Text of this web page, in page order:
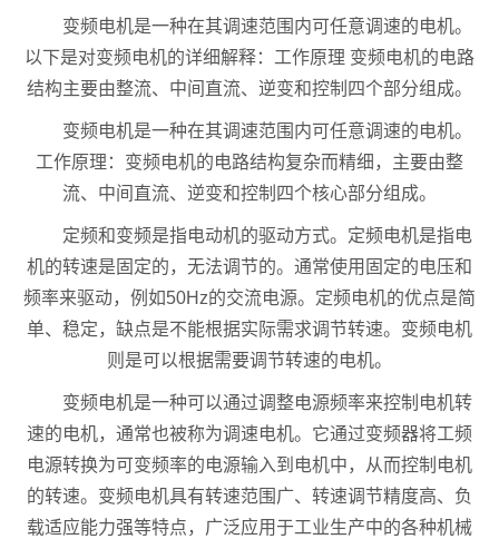
变频电机是一种在其调速范围内可任意调速的电机。
以下是对变频电机的详细解释：工作原理 变频电机的电路
结构主要由整流、中间直流、逆变和控制四个部分组成。
变频电机是一种在其调速范围内可任意调速的电机。
工作原理：变频电机的电路结构复杂而精细，主要由整
流、中间直流、逆变和控制四个核心部分组成。
定频和变频是指电动机的驱动方式。定频电机是指电
机的转速是固定的，无法调节的。通常使用固定的电压和
频率来驱动，例如50Hz的交流电源。定频电机的优点是简
单、稳定，缺点是不能根据实际需求调节转速。变频电机
则是可以根据需要调节转速的电机。
变频电机是一种可以通过调整电源频率来控制电机转
速的电机，通常也被称为调速电机。它通过变频器将工频
电源转换为可变频率的电源输入到电机中，从而控制电机
的转速。变频电机具有转速范围广、转速调节精度高、负
载适应能力强等特点，广泛应用于工业生产中的各种机械